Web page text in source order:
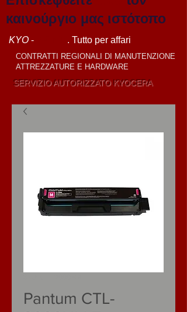
SERVIZIO AUTORIZZATO KYOCERA
KYO - . Tutto per affari
CONTRATTI REGIONALI DI MANUTENZIONE
ATTREZZATURE E HARDWARE
καινούργιο μας ιστότοπο
LOCAZIONE
Pantum CTL-